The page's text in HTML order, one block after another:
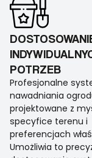
POTRZEB
Profesjonalne
nawadniania
projektowane z
specyfice terenu i
preferencjach
Umożliwia to